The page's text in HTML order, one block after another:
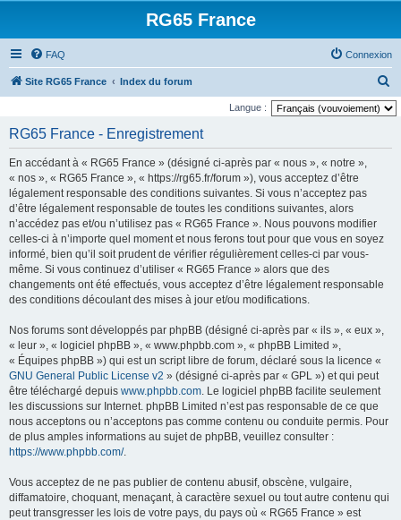
RG65 France
FAQ Connexion
Site RG65 France Index du forum
e
Langue :
RG65 France - Enregistrement
En accédant à « RG65 France » (désigné ci-après par « nous », « notre »,
« nos », « RG65 France », « https://rg65.fr/forum »), vous acceptez d’être
légalement responsable des conditions suivantes. Si vous n’acceptez pas
d’être légalement responsable de toutes les conditions suivantes, alors
n’accédez pas et/ou n’utilisez pas « RG65 France ». Nous pouvons modifier
celles-ci à n’importe quel moment et nous ferons tout pour que vous en soyez
informé, bien qu’il soit prudent de vérifier régulièrement celles-ci par vous-
même. Si vous continuez d’utiliser « RG65 France » alors que des
changements ont été effectués, vous acceptez d’être légalement responsable
des conditions découlant des mises à jour et/ou modifications.
Nos forums sont développés par phpBB (désigné ci-après par « ils », « eux »,
« leur », « logiciel phpBB », « www.phpbb.com », « phpBB Limited »,
« Équipes phpBB ») qui est un script libre de forum, déclaré sous la licence «
GNU General Public License v2 » (désigné ci-après par « GPL ») et qui peut
être téléchargé depuis www.phpbb.com. Le logiciel phpBB facilite seulement
les discussions sur Internet. phpBB Limited n’est pas responsable de ce que
nous acceptons ou n’acceptons pas comme contenu ou conduite permis. Pour
de plus amples informations au sujet de phpBB, veuillez consulter :
https://www.phpbb.com/.
Vous acceptez de ne pas publier de contenu abusif, obscène, vulgaire,
diffamatoire, choquant, menaçant, à caractère sexuel ou tout autre contenu qui
peut transgresser les lois de votre pays, du pays où « RG65 France » est